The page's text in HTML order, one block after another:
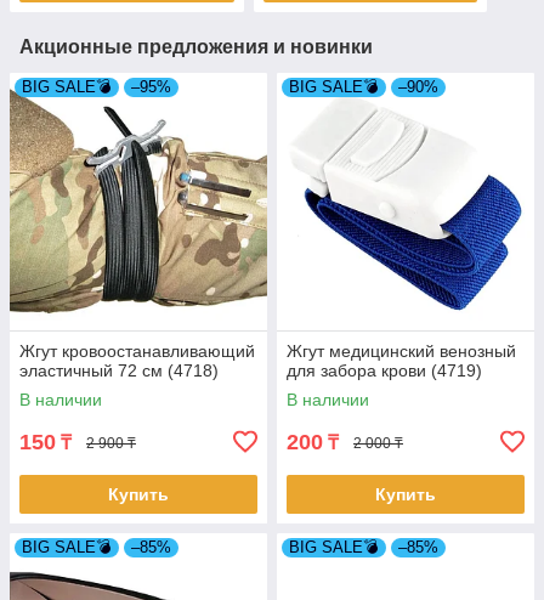
Акционные предложения и новинки
BIG SALE💣 –95%
Жгут кровоостанавливающий
эластичный 72 см (4718)
В наличии
150 ₸ 2 900 ₸
Купить
BIG SALE💣 –90%
Жгут медицинский венозный
для забора крови (4719)
В наличии
200 ₸ 2 000 ₸
Купить
BIG SALE💣 –85% BIG SALE💣 –85%